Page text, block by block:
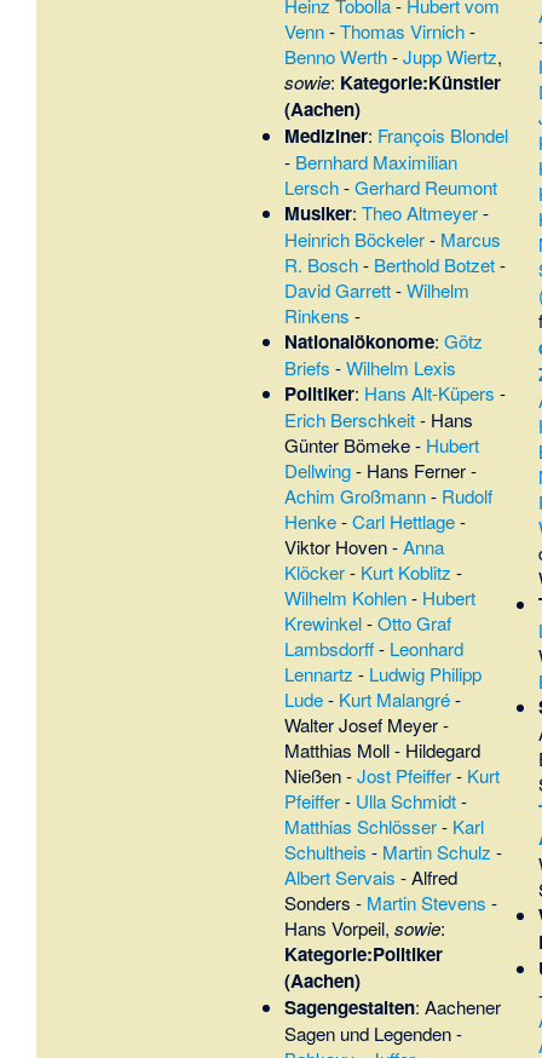
Heinz Tobolla- Hubert vom
Venn-Thomas Virnich-
Benno Werth-Jupp Wiertz,
sowie: Kategorie:Künstler
(Aachen)
Mediziner: François Blondel
- Bernhard Maximilian
Lersch-Gerhard Reumont
Musiker: Theo Altmeyer-
Heinrich Böckeler- Marcus
R. Bosch- Berthold Botzet-
David Garrett-Wilhelm
Rinkens -
Nationalökonome: Götz
Briefs -Wilhelm Lexis
Politiker: Hans Alt-Küpers -
Erich Berschkeit- Hans
Günter Bömeke- Hubert
Dellwing- Hans Ferner-
Achim Großmann- Rudolf
Henke-Carl Hettlage-
Viktor Hoven-Anna
Klöcker- Kurt Koblitz -
Wilhelm Kohlen- Hubert
Krewinkel-Otto Graf
Lambsdorff- Leonhard
Lennartz - Ludwig Philipp
Lude- Kurt Malangré-
Walter Josef Meyer-
Matthias Moll- Hildegard
Nießen-Jost Pfeiffer- Kurt
Pfeiffer- Ulla Schmidt-
Matthias Schlösser- Karl
Schultheis - Martin Schulz -
Albert Servais -Alfred
Sonders - Martin Stevens -
Hans Vorpeil, sowie:
Kategorie:Politiker
(Aachen)
Sagengestalten: Aachener
Sagen und Legenden-